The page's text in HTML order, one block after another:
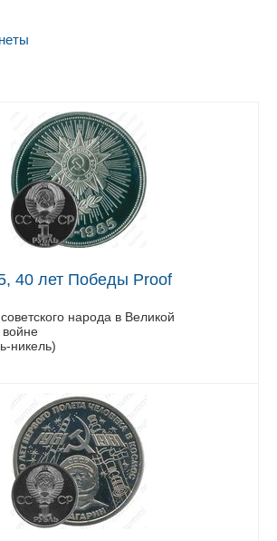
40 лет Победы Proof
народа в Великой
войне
никель)